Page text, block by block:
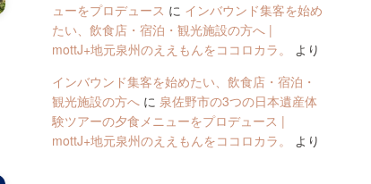
ューをプロデュース に インバウンド集客を始め
たい、飲食店・宿泊・観光施設の方へ |
mottJ+地元泉州のええもんをココロカラ。
より
インバウンド集客を始めたい、飲食店・宿泊・
観光施設の方へ に 泉佐野市の3つの日本遺産体
験ツアーの夕食メニューをプロデュース |
mottJ+地元泉州のええもんをココロカラ。
より